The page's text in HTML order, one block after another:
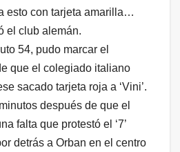
esto con tarjeta amarilla…
el club alemán.
54, pudo marcar el
que el colegiado italiano
sacado tarjeta roja a ‘Vini’.
después de que el
falta que protestó el ‘7’
detrás a Orban en el centro